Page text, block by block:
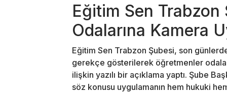
Eğitim Sen Trabzon
Odalarına Kamera
Eğitim Sen Trabzon Şubesi, son
gerekçe gösterilerek öğretmenler
ilişkin yazılı bir açıklama yaptı. Şube
söz konusu uygulamanın hem hukuki